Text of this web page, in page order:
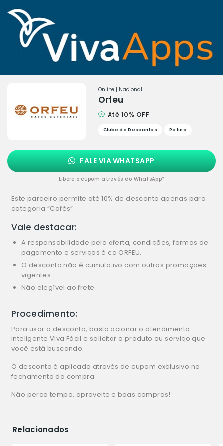
Online | Nacional
Orfeu
Até 10% OFF
Clube de Descontos Rotina
FALE VIA WHATSAPP
Libere o cupom através do WhatsApp*
Este parceiro permite até 10% de desconto apenas para
categoria “Cafés”.
Vale destacar:
A responsabilidade pela oferta, condições, formas de
pagamento e serviços é da ORFEU.
O desconto não é cumulativo com outras promoções
vigentes.
Não elegível ao frete.
Procedimento:
Para usar o desconto, basta acionar o atendimento
inteligente Viva Fácil e solicitar o produto ou serviço que
você está buscando.
O desconto é aplicado através de cupom exclusivo no
fechamento da compra.
Não perca tempo, aproveite e boas compras!
Relacionados